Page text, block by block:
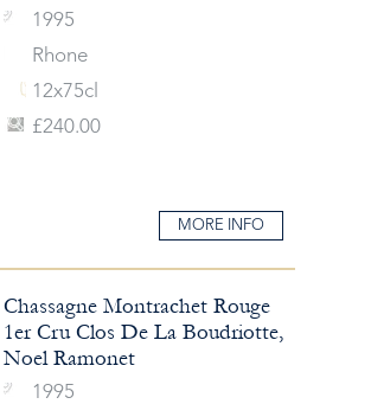
1995
Rhone
12x75cl
£240.00
MORE INFO
Chassagne Montrachet Rouge
1er Cru Clos De La Boudriotte,
Noel Ramonet
1995